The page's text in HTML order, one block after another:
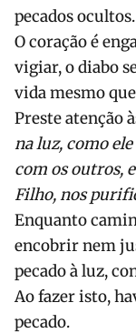
pecados ocultos.
O coração é
vigiar, o diabo
vida mesmo
Preste atenção
na luz, como
com os outros,
Filho, nos
Enquanto
encobrir nem
pecado à luz,
Ao fazer isto,
pecado.